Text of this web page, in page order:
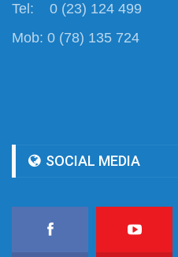
Tel: 0 (23) 124 499
Mob: 0 (78) 135 724
SOCIAL MEDIA